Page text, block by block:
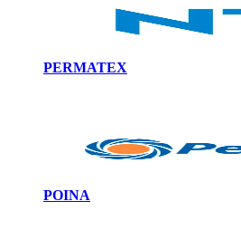
PERMATEX
POINA